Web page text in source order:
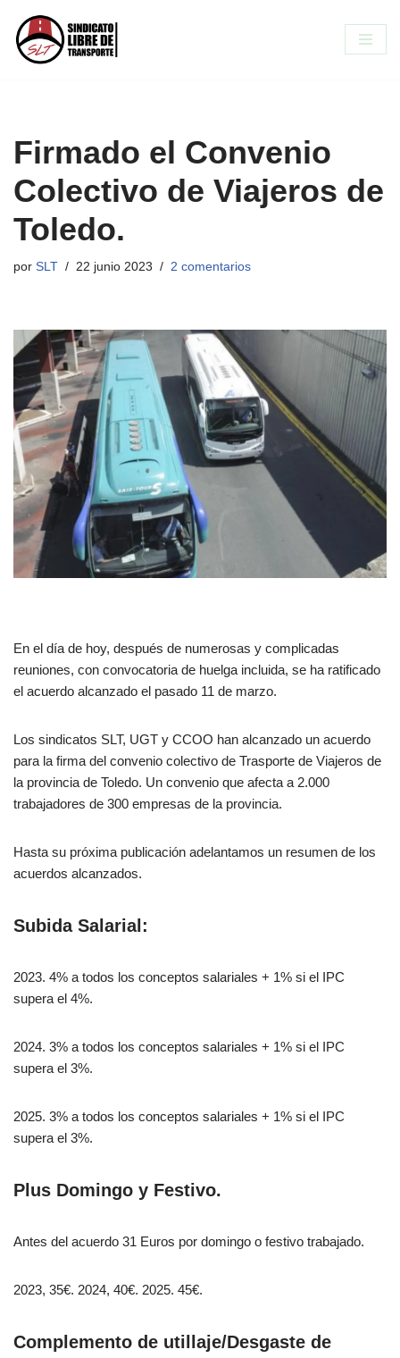
Saltar
Firmado el Convenio
Colectivo de Viajeros de
Toledo.
por SLT 22 junio 2023 2 comentarios
En el día de hoy, después de numerosas y complicadas
reuniones, con convocatoria de huelga incluida, se ha ratificado
el acuerdo alcanzado el pasado 11 de marzo.
Los sindicatos SLT, UGT y CCOO han alcanzado un acuerdo
para la firma del convenio colectivo de Trasporte de Viajeros de
la provincia de Toledo. Un convenio que afecta a 2.000
trabajadores de 300 empresas de la provincia.
Hasta su próxima publicación adelantamos un resumen de los
acuerdos alcanzados.
Subida Salarial:
2023. 4% a todos los conceptos salariales + 1% si el IPC
supera el 4%.
2024. 3% a todos los conceptos salariales + 1% si el IPC
supera el 3%.
2025. 3% a todos los conceptos salariales + 1% si el IPC
supera el 3%.
Plus Domingo y Festivo.
Antes del acuerdo 31 Euros por domingo o festivo trabajado.
2023, 35€. 2024, 40€. 2025. 45€.
Complemento de utillaje/Desgaste de